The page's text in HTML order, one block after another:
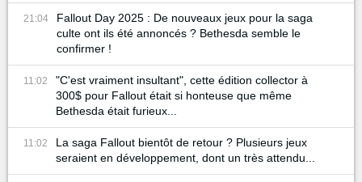
21:04
Fallout Day 2025 : De nouveaux jeux pour la saga
culte ont ils été annoncés ? Bethesda semble le
confirmer !
11:02
"C'est vraiment insultant", cette édition collector à
300$ pour Fallout était si honteuse que même
Bethesda était furieux...
11:02
La saga Fallout bientôt de retour ? Plusieurs jeux
seraient en développement, dont un très attendu...